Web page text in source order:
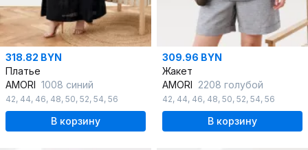
318.82 BYN
Платье
AMORI 1008 синий
42, 44, 46, 48, 50, 52, 54, 56
В корзину
309.96 BYN
Жакет
AMORI 2208 голубой
42, 44, 46, 48, 50, 52, 54, 56
В корзину